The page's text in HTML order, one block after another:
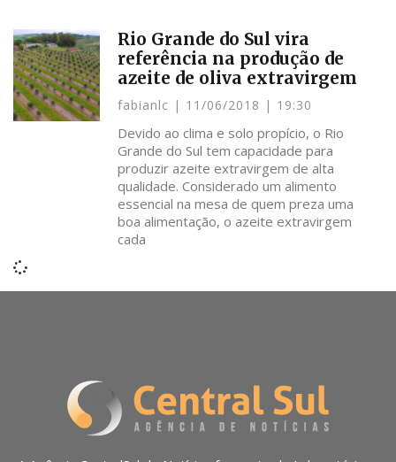
Rio Grande do Sul vira
referência na produção de
azeite de oliva extravirgem
fabianlc 11/06/2018 19:30
Devido ao clima e solo propício, o Rio
Grande do Sul tem capacidade para
produzir azeite extravirgem de alta
qualidade. Considerado um alimento
essencial na mesa de quem preza uma
boa alimentação, o azeite extravirgem
cada